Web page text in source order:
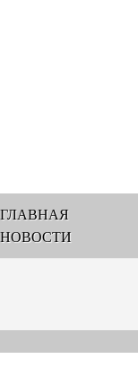
ГЛАВНАЯ
НОВОСТИ